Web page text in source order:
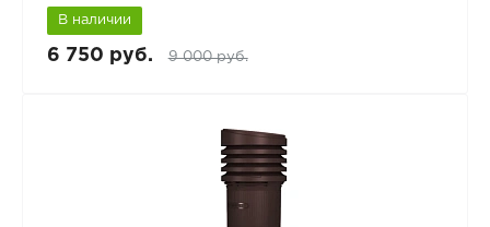
В наличии
6 750 руб. 9 000 руб.